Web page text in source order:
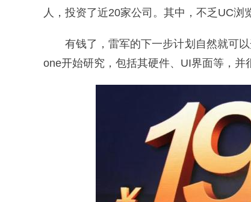
人，投资了近20家公司。其中，不乏UC浏
有钱了，雷军的下一步计划自然就可
one开始研究，包括其硬件、UI界面等，并